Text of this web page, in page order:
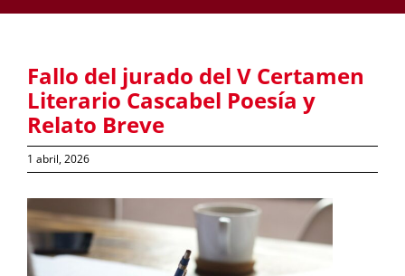
CURSOS Y EXÁMENES
CONTACTA
Fallo del jurado del V Certamen
Literario Cascabel Poesía y
Relato Breve
1 abril, 2026
Ver
imagen
más